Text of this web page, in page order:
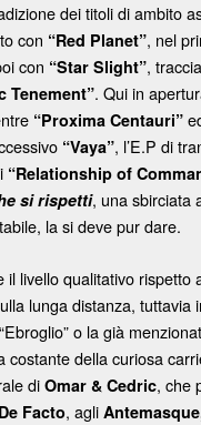
dei titoli di ambito
con “Red Planet”, nel
con “Star Slight”,
Tenement”. Qui in
“Proxima Centauri”
“Vaya”, l’E.P di
“Relationship of
si rispetti, una sbirciata
la si deve pur dare.
il livello qualitativo rispetto
lunga distanza, tuttavia
o la già
costante della curiosa
di Omar & Cedric, che
De Facto, agli